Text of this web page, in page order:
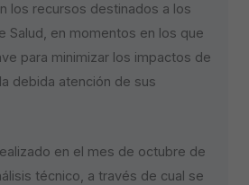
los recursos destinados a los
Salud, en momentos en los que
para minimizar los impactos de
debida atención de sus
en el mes de octubre de
técnico, a través de cual se